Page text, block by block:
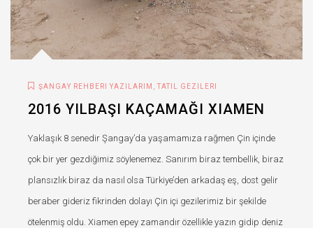
ŞANGAY REHBERI YAZILARIM TATIL GEZILERI
2016 YILBAŞI KAÇAMAĞI XIAMEN
Yaklaşık 8 senedir Şangay’da yaşamamıza rağmen Çin içinde
çok bir yer gezdiğimiz söylenemez. Sanırım biraz tembellik, biraz
plansızlık biraz da nasıl olsa Türkiye’den arkadaş eş, dost gelir
beraber gideriz fikrinden dolayı Çin içi gezilerimiz bir şekilde
ötelenmiş oldu. Xiamen epey zamandır özellikle yazın gidip deniz